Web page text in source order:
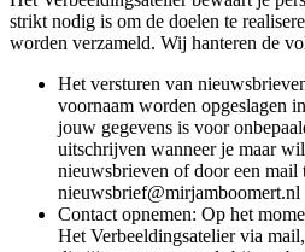
strikt nodig is om de doelen te
worden verzameld. Wij hanteren de
Het versturen van
voornaam worden opgeslagen
jouw gegevens is voor
uitschrijven wanneer je maar
nieuwsbrieven of door een mail
nieuwsbrief@mirjamboomert.nl
Contact opnemen: Op het
Het Verbeeldingsatelier via